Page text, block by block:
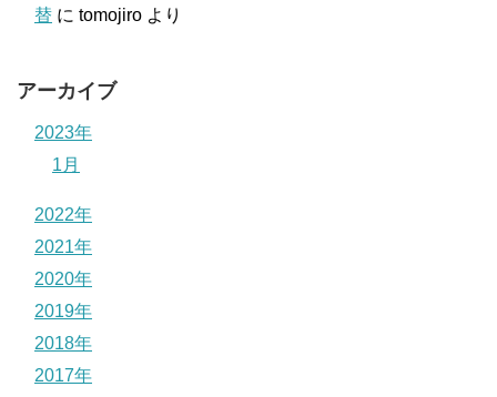
替 に tomojiro より
アーカイブ
2023年
1月
2022年
2021年
2020年
2019年
2018年
2017年